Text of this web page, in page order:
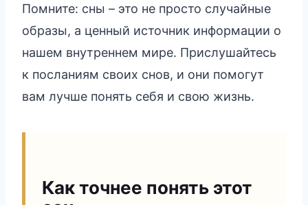
Помните: сны – это не просто случайные
образы, а ценный источник информации о
нашем внутреннем мире. Прислушайтесь
к посланиям своих снов, и они помогут
вам лучше понять себя и свою жизнь.
Как точнее понять этот